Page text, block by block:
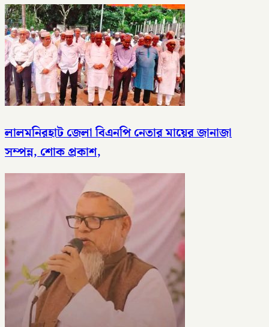
লালমনিরহাট জেলা বিএনপি নেতার মায়ের জানাজা
সম্পন্ন, শোক প্রকাশ,